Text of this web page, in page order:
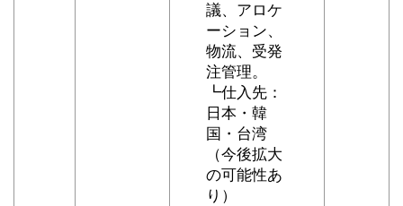
議、アロケ
ーション、
物流、受発
注管理。
┗仕入先：
日本・韓
国・台湾
（今後拡大
の可能性あ
り）